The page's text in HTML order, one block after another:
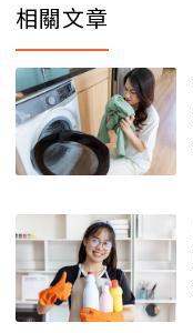
相關文章